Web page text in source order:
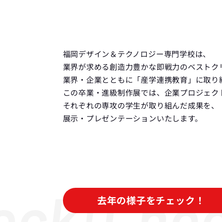
福岡デザイン＆テクノロジー専門学校は、
業界が求める創造力豊かな即戦力のベスト
業界・企業とともに「産学連携教育」に取り
この卒業・進級制作展では、企業プロジェ
それぞれの専攻の学生が取り組んだ成果を、
展示・プレゼンテーションいたします。
去年の様子をチェック！